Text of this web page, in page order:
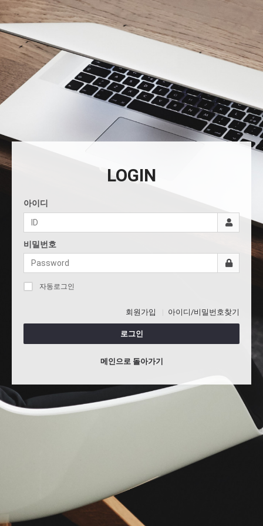
LOGIN
아이디
비밀번호
자동로그인
회원가입 아이디/비밀번호찾기
로그인
메인으로 돌아가기